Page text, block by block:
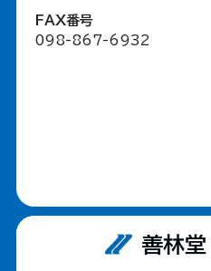
FAX番号
098-867-6932
善林